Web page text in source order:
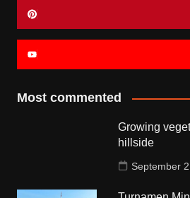
Most commented
Growing
hillside
September